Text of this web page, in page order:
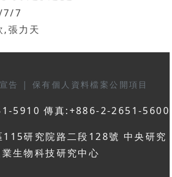
7/7
張力天
告 | 保有個人資料檔案公開項目
5910 傳真:+886-2-2651-5600
115研究院路二段128號 中央研究
生物科技研究中心